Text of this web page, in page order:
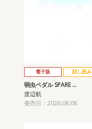
電子版 試し読み
弱虫ペダル SPARE …
渡辺航
発売日：2026.08.06